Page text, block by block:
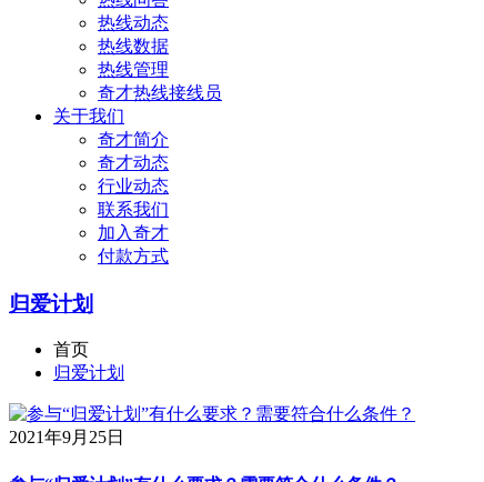
热线动态
热线数据
热线管理
奇才热线接线员
关于我们
奇才简介
奇才动态
行业动态
联系我们
加入奇才
付款方式
归爱计划
首页
归爱计划
2021年9月25日